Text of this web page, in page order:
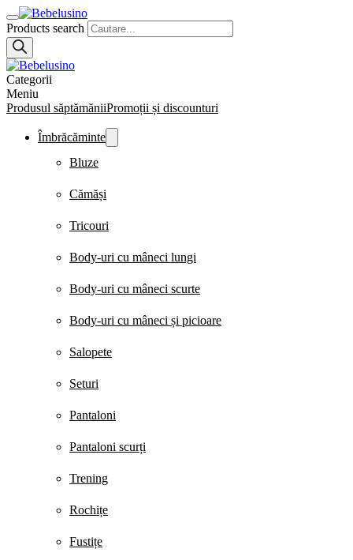
Products search
Categorii
Meniu
Produsul săptămăniiPromoții și discounturi
Îmbrăcăminte
Bluze
Cămăși
Tricouri
Body-uri cu mâneci lungi
Body-uri cu mâneci scurte
Body-uri cu mâneci și picioare
Salopete
Seturi
Pantaloni
Pantaloni scurți
Trening
Rochițe
Fustițe